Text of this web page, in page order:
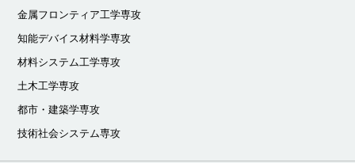
金属フロンティア工学専攻
知能デバイス材料学専攻
材料システム工学専攻
土木工学専攻
都市・建築学専攻
技術社会システム専攻